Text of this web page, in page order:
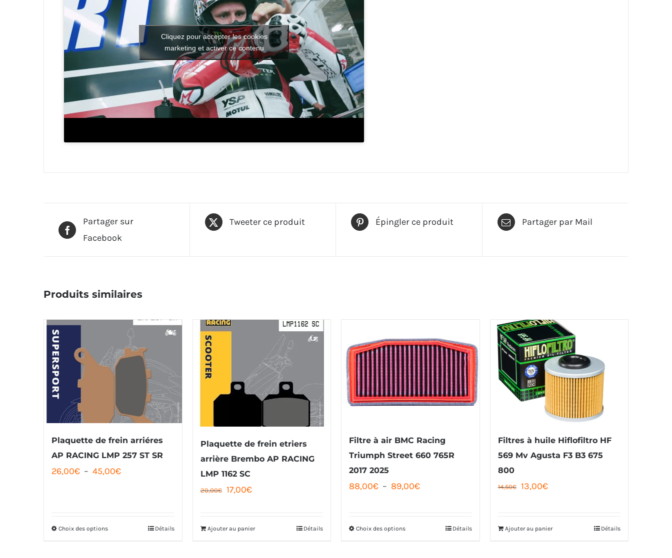
Cliquez pour accepter les cookies
marketing et activer ce contenu
Partager sur
Facebook
Tweeter ce produit Épingler ce produit Partager par Mail
Produits similaires
Plaquette de frein arriéres
AP RACING LMP 257 ST SR
26,00€ – 45,00€Plage
Choix des optionsCe
Détails
Plaquette de frein etriers
arrière Brembo AP RACING
LMP 1162 SC
20,00€
Le
17,00€Le
Ajouter au panier Détails
Filtre à air BMC Racing
Triumph Street 660 765R
2017 2025
88,00€ – 89,00€Plage
88,00€
Choix des optionsCe
Détails
Filtres à huile Hiflofiltro HF
569 Mv Agusta F3 B3 675
800
14,50€
Le
était :
13,00€Le
est :
Ajouter au panier Détails